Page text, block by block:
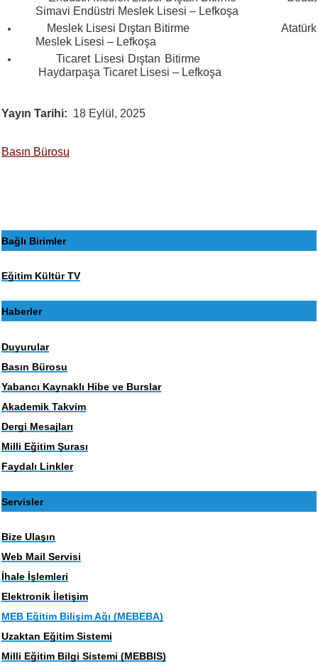
Simavi Endüstri Meslek Lisesi – Lefkoşa
Meslek Lisesi Dıştan Bitirme
Atatürk
Meslek Lisesi – Lefkoşa
Ticaret Lisesi Dıştan Bitirme
Haydarpaşa Ticaret Lisesi – Lefkoşa
Yayın Tarihi 18 Eylül, 2025
Basın Bürosu
Bağlı Birimler
Eğitim Kültür TV
Haberler
Duyurular
Basın Bürosu
Yabancı Kaynaklı Hibe ve Burslar
Akademik Takvim
Dergi Mesajları
Milli Eğitim Şurası
Faydalı Linkler
Servisler
Bize Ulaşın
Web Mail Servisi
İhale İşlemleri
Elektronik İletişim
MEB Eğitim Bilişim Ağı (MEBEBA)
Uzaktan Eğitim Sistemi
Milli Eğitim Bilgi Sistemi (MEBBIS)